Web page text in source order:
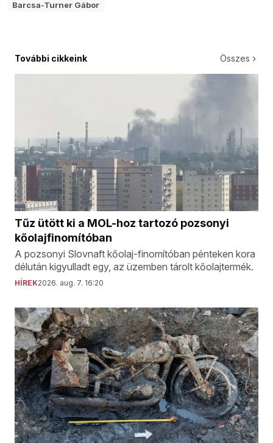
Barcsa-Turner Gábor
További cikkeink Összes
Tűz ütött ki a MOL-hoz tartozó pozsonyi
kőolajfinomítóban
A pozsonyi Slovnaft kőolaj-finomítóban pénteken kora
délután kigyulladt egy, az üzemben tárolt kőolajtermék.
HÍREK2026. aug. 7. 16:20